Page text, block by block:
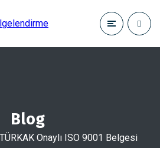
Blog
TÜRKAK Onaylı ISO 9001 Belgesi